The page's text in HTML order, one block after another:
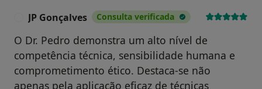
JP Gonçalves Consulta verificada
O Dr. Pedro demonstra um alto nível de
competência técnica, sensibilidade humana e
comprometimento ético. Destaca-se não
apenas pela aplicação eficaz de técnicas